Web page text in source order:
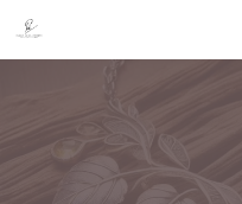
contenido